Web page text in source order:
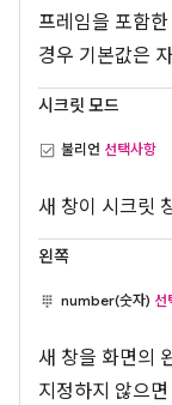
프레임을 포함
경우 기본값은
시크릿 모드
불리언 선택사항
새 창이 시크릿
왼쪽
number(숫자) 선
새 창을 화면의
지정하지 않으